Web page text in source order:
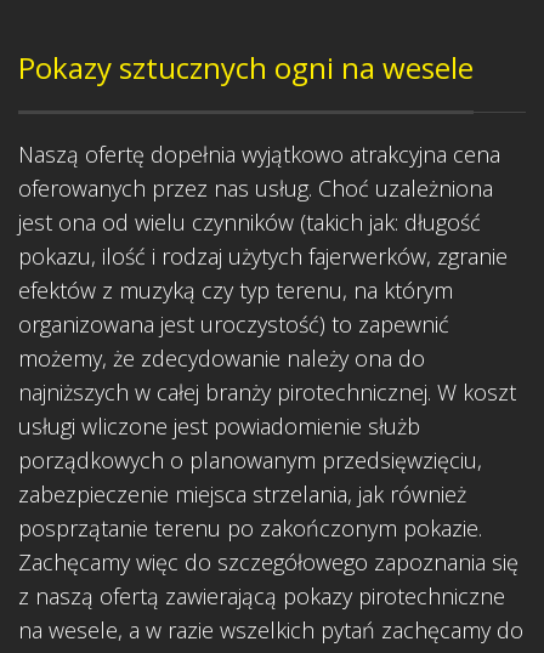
Pokazy sztucznych ogni na wesele
Naszą ofertę dopełnia wyjątkowo atrakcyjna cena
oferowanych przez nas usług. Choć uzależniona
jest ona od wielu czynników (takich jak: długość
pokazu, ilość i rodzaj użytych fajerwerków, zgranie
efektów z muzyką czy typ terenu, na którym
organizowana jest uroczystość) to zapewnić
możemy, że zdecydowanie należy ona do
najniższych w całej branży pirotechnicznej. W koszt
usługi wliczone jest powiadomienie służb
porządkowych o planowanym przedsięwzięciu,
zabezpieczenie miejsca strzelania, jak również
posprzątanie terenu po zakończonym pokazie.
Zachęcamy więc do szczegółowego zapoznania się
z naszą ofertą zawierającą pokazy pirotechniczne
na wesele, a w razie wszelkich pytań zachęcamy do